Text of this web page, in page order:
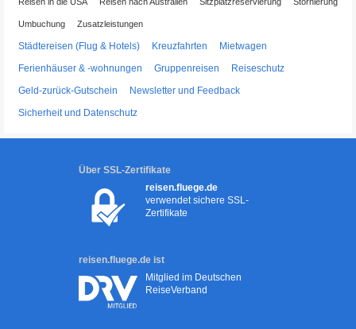
Reisen in die USA Reisen nach Australien Sitzplatzreservierung Stornierung
Umbuchung Zusatzleistungen
Städtereisen (Flug & Hotels) Kreuzfahrten
Mietwagen
Ferienhäuser & -wohnungen
Gruppenreisen
Reiseschutz
Geld-zurück-Gutschein
Newsletter und Feedback
Sicherheit und Datenschutz
Über SSL-Zertifikate
reisen.fluege.de
verwendet sichere SSL-
Zertifikate
reisen.fluege.de ist
Mitglied im Deutschen
ReiseVerband